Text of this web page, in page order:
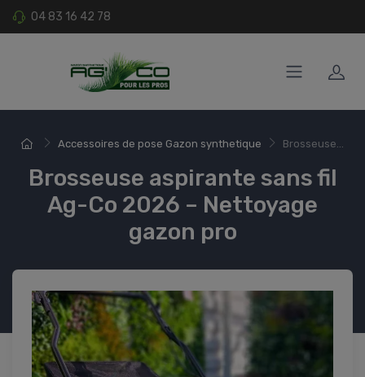
04 83 16 42 78
Accessoires de pose Gazon synthetique Brosseuse...
Brosseuse aspirante sans fil
Ag-Co 2026 – Nettoyage
gazon pro